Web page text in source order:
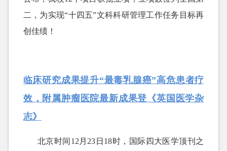
二，为实现“十四五”文科科研管理工作任务目标再
创佳绩！
临床研究成果提升“最毒乳腺癌”高危患者疗
效，附属肿瘤医院最新成果登《英国医学杂
志》
北京时间 12月23日18时，国际四大医学顶刊之